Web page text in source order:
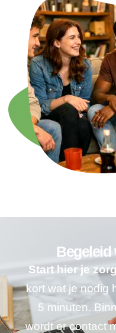
Begeleid
Start hier je
kort wat je nodig
5 minuten.
wordt er contact